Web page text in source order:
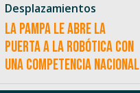
Desplazamientos
La Pampa le abre la
puerta a la robótica con
una competencia nacional